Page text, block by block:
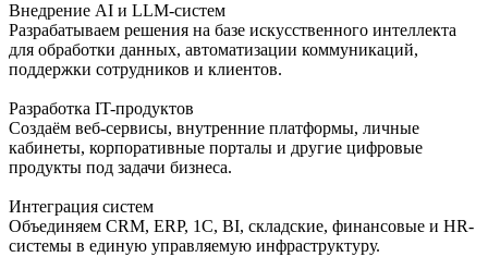
Внедрение AI и LLM-систем
Разрабатываем решения на базе искусственного интеллекта
для обработки данных, автоматизации коммуникаций,
поддержки сотрудников и клиентов.
Разработка IT-продуктов
Создаём веб-сервисы, внутренние платформы, личные
кабинеты, корпоративные порталы и другие цифровые
продукты под задачи бизнеса.
Интеграция систем
Объединяем CRM, ERP, 1С, BI, складские, финансовые и HR-
системы в единую управляемую инфраструктуру.